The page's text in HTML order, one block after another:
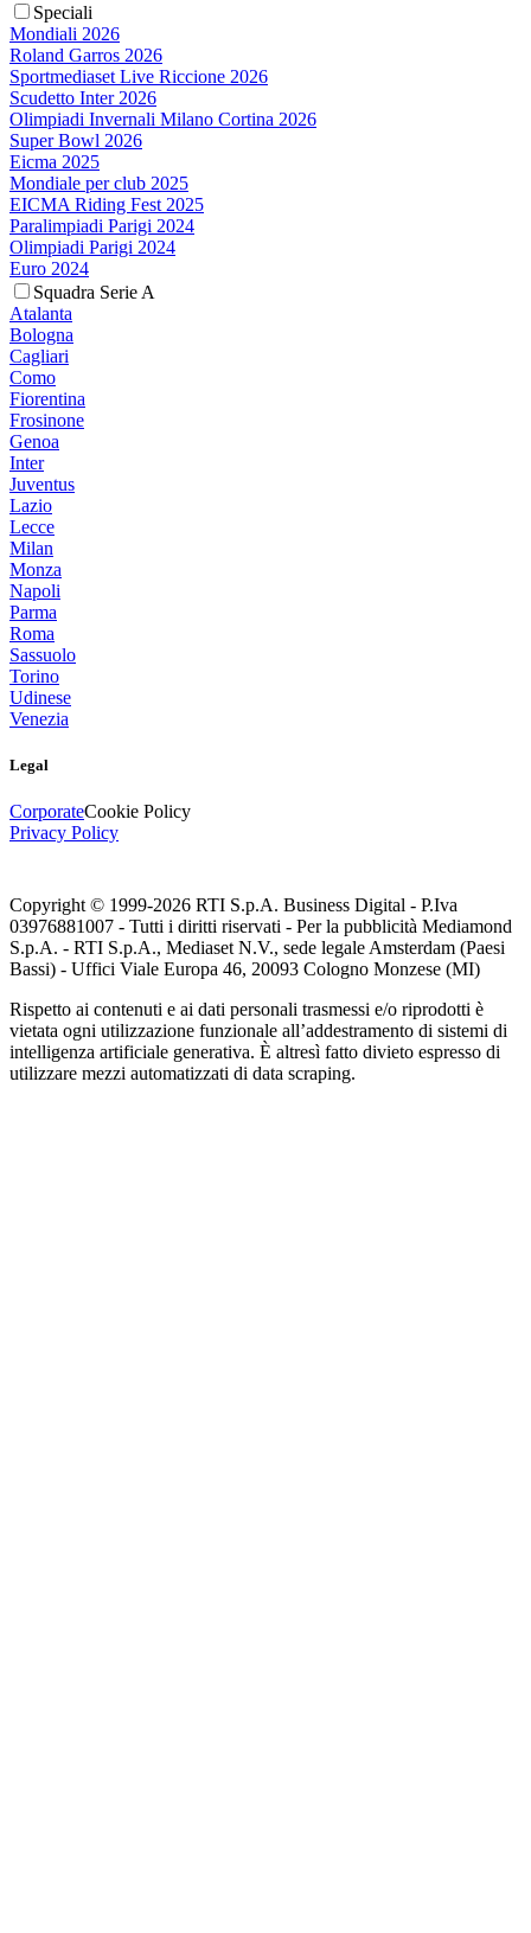
Speciali
Mondiali 2026
Roland Garros 2026
Sportmediaset Live Riccione 2026
Scudetto Inter 2026
Olimpiadi Invernali Milano Cortina 2026
Super Bowl 2026
Eicma 2025
Mondiale per club 2025
EICMA Riding Fest 2025
Paralimpiadi Parigi 2024
Olimpiadi Parigi 2024
Euro 2024
Squadra Serie A
Atalanta
Bologna
Cagliari
Como
Fiorentina
Frosinone
Genoa
Inter
Juventus
Lazio
Lecce
Milan
Monza
Napoli
Parma
Roma
Sassuolo
Torino
Udinese
Venezia
Legal
CorporateCookie Policy
Privacy Policy
Copyright © 1999-2026 RTI S.p.A. Business Digital - P.Iva
03976881007 - Tutti i diritti riservati - Per la pubblicità Mediamond
S.p.A. - RTI S.p.A., Mediaset N.V., sede legale Amsterdam (Paesi
Bassi) - Uffici Viale Europa 46, 20093 Cologno Monzese (MI)
Rispetto ai contenuti e ai dati personali trasmessi e/o riprodotti è
vietata ogni utilizzazione funzionale all’addestramento di sistemi di
intelligenza artificiale generativa. È altresì fatto divieto espresso di
utilizzare mezzi automatizzati di data scraping.